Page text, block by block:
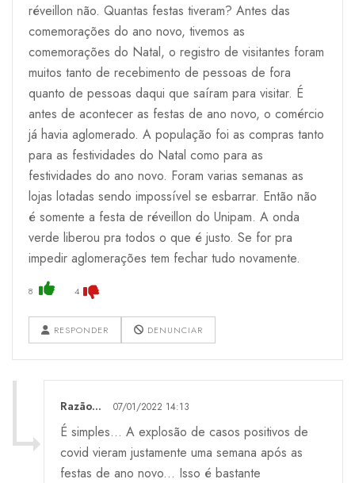
réveillon não. Quantas festas tiveram? Antes das
comemorações do ano novo, tivemos as
comemorações do Natal, o registro de visitantes foram
muitos tanto de recebimento de pessoas de fora
quanto de pessoas daqui que saíram para visitar. É
antes de acontecer as festas de ano novo, o comércio
já havia aglomerado. A população foi as compras tanto
para as festividades do Natal como para as
festividades do ano novo. Foram varias semanas as
lojas lotadas sendo impossível se esbarrar. Então não
é somente a festa de réveillon do Unipam. A onda
verde liberou pra todos o que é justo. Se for pra
impedir aglomerações tem fechar tudo novamente.
8 4
RESPONDER DENUNCIAR
Razão... 07/01/2022 14:13
É simples... A explosão de casos positivos de
covid vieram justamente uma semana após as
festas de ano novo... Isso é bastante